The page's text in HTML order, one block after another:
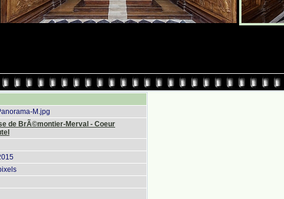
M.jpg
de BrÃ©montier-Merval - Coeur